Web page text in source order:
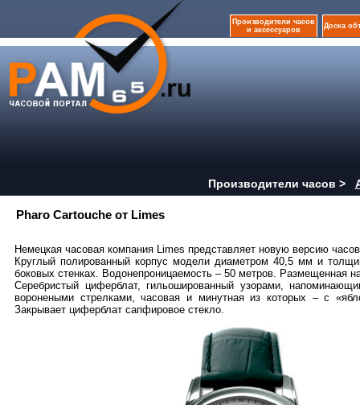
Производители часов
и аксессуаров
Доска
Производители часов >
Pharo Cartouche от Limes
Немецкая часовая компания Limes представляет новую версию
Круглый полированный корпус модели диаметром 40,5 мм и
боковых стенках. Водонепроницаемость – 50 метров. Размещенная
Серебристый циферблат, гильошированный узорами,
воронеными стрелками, часовая и минутная из которых – с
Закрывает циферблат сапфировое стекло.